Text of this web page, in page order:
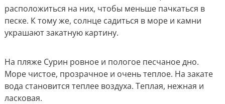
расположиться на них, чтобы меньше пачкаться в
песке. К тому же, солнце садиться в море и камни
украшают закатную картину.
На пляже Сурин ровное и пологое песчаное дно.
Море чистое, прозрачное и очень теплое. На закате
вода становится теплее воздуха. Теплая, нежная и
ласковая.